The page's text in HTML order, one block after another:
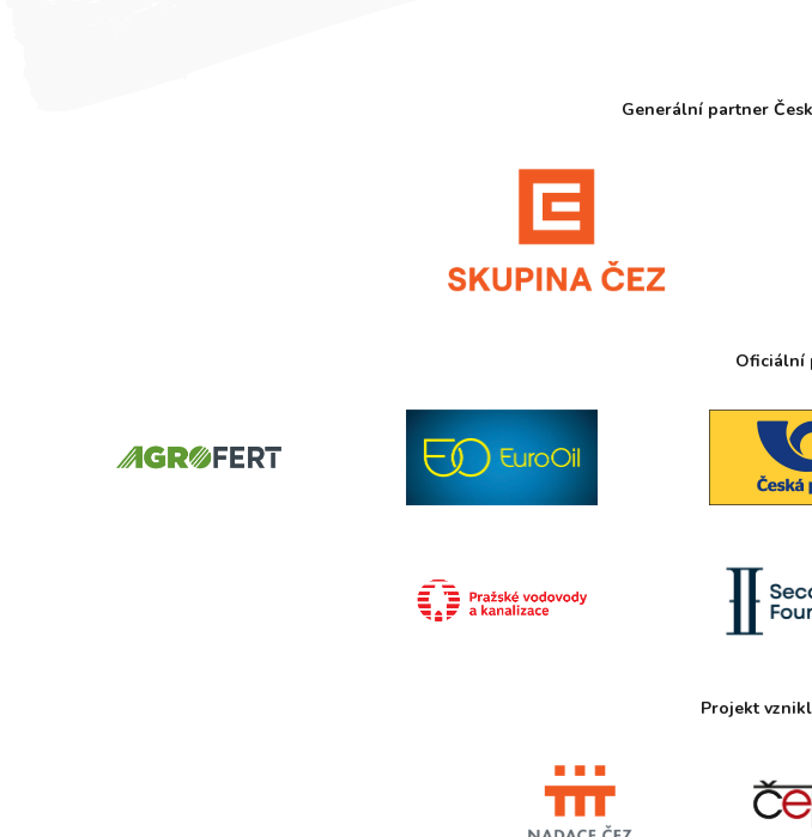
Generální partner
Oficiální
Projekt